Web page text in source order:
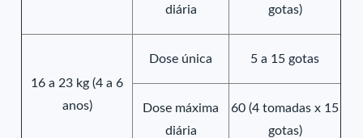
diária gotas)
16 a 23 kg (4 a 6
anos)
Dose única 5 a 15 gotas
Dose máxima
diária
60 (4 tomadas x 15
gotas)